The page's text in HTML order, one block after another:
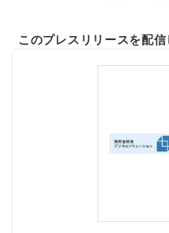
このプレスリリースを配